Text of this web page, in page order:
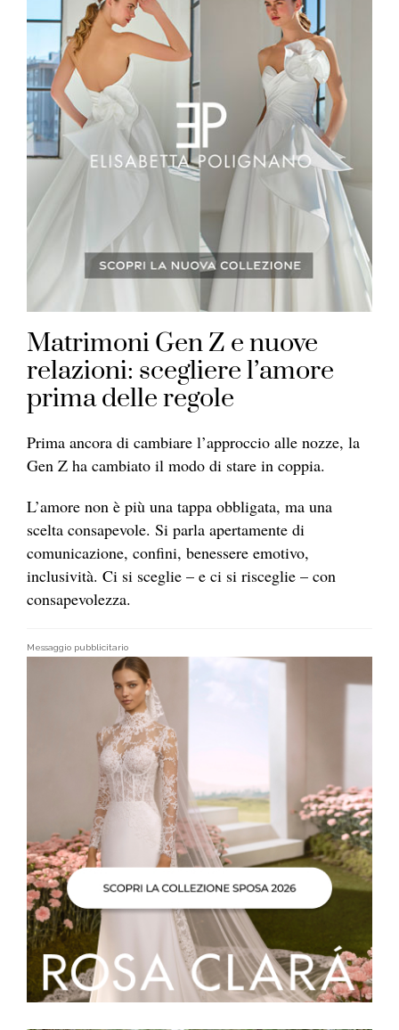
Matrimoni Gen Z e nuove
relazioni: scegliere l’amore
prima delle regole
Prima ancora di cambiare l’approccio alle nozze, la
Gen Z ha cambiato il modo di stare in coppia.
L’amore non è più una tappa obbligata, ma una
scelta consapevole. Si parla apertamente di
comunicazione, confini, benessere emotivo,
inclusività. Ci si sceglie – e ci si risceglie – con
consapevolezza.
Messaggio pubblicitario